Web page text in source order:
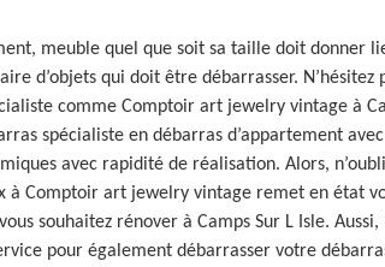
meuble quel que soit sa taille doit donner
d’objets qui doit être débarrasser. N’hésitez
comme Comptoir art jewelry vintage à
spécialiste en débarras d’appartement
avec rapidité de réalisation. Alors,
à Comptoir art jewelry vintage remet en état
souhaitez rénover à Camps Sur L Isle.
pour également débarrasser votre